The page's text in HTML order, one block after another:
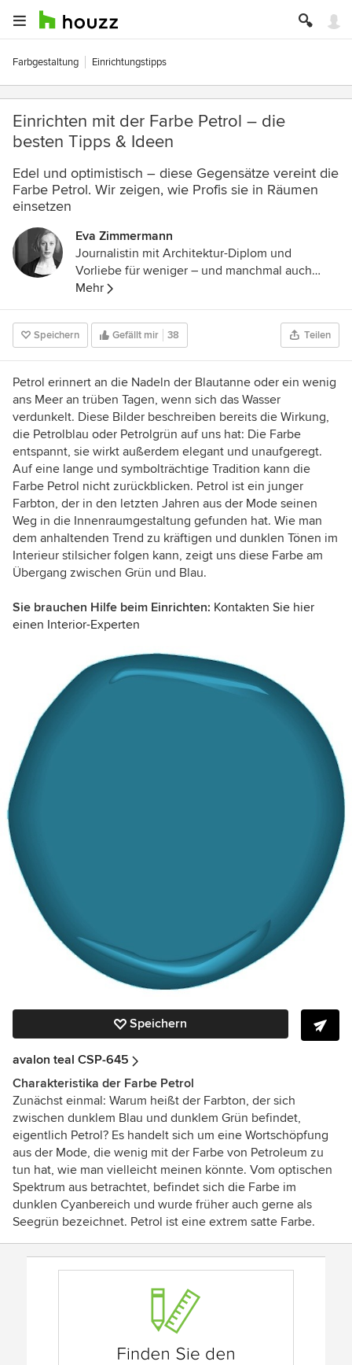
Farbgestaltung Einrichtungstipps
Einrichten mit der Farbe Petrol – die
besten Tipps & Ideen
Edel und optimistisch – diese Gegensätze vereint die
Farbe Petrol. Wir zeigen, wie Profis sie in Räumen
einsetzen
Eva Zimmermann
Journalistin mit Architektur-Diplom und
Vorliebe für weniger – und manchmal auch
mehr.
Mehr
Speichern Gefällt mir 38 Teilen
Petrol erinnert an die Nadeln der Blautanne oder ein wenig
ans Meer an trüben Tagen, wenn sich das Wasser
verdunkelt. Diese Bilder beschreiben bereits die Wirkung,
die Petrolblau oder Petrolgrün auf uns hat: Die Farbe
entspannt, sie wirkt außerdem elegant und unaufgeregt.
Auf eine lange und symbolträchtige Tradition kann die
Farbe Petrol nicht zurückblicken. Petrol ist ein junger
Farbton, der in den letzten Jahren aus der Mode seinen
Weg in die Innenraumgestaltung gefunden hat. Wie man
dem anhaltenden Trend zu kräftigen und dunklen Tönen im
Interieur stilsicher folgen kann, zeigt uns diese Farbe am
Übergang zwischen Grün und Blau.
Sie brauchen Hilfe beim Einrichten: Kontakten Sie hier
einen Interior-Experten
Speichern
avalon teal CSP-645
Charakteristika der Farbe Petrol
Zunächst einmal: Warum heißt der Farbton, der sich
zwischen dunklem Blau und dunklem Grün befindet,
eigentlich Petrol? Es handelt sich um eine Wortschöpfung
aus der Mode, die wenig mit der Farbe von Petroleum zu
tun hat, wie man vielleicht meinen könnte. Vom optischen
Spektrum aus betrachtet, befindet sich die Farbe im
dunklen Cyanbereich und wurde früher auch gerne als
Seegrün bezeichnet. Petrol ist eine extrem satte Farbe.